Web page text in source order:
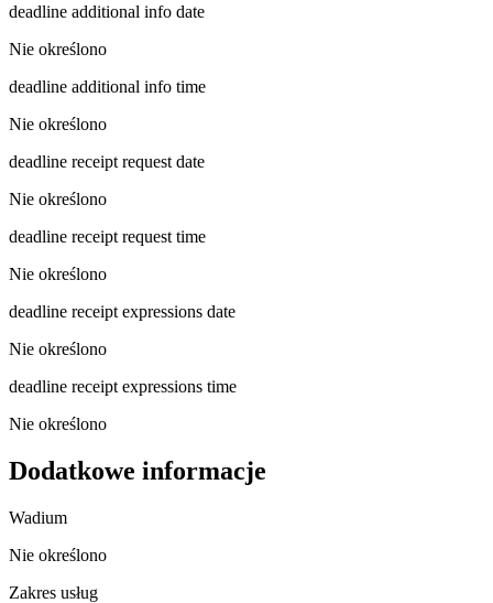
deadline additional info date
Nie określono
deadline additional info time
Nie określono
deadline receipt request date
Nie określono
deadline receipt request time
Nie określono
deadline receipt expressions date
Nie określono
deadline receipt expressions time
Nie określono
Dodatkowe informacje
Wadium
Nie określono
Zakres usług